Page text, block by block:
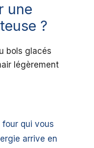
une
?
bols glacés
légèrement
four qui vous
arrive en